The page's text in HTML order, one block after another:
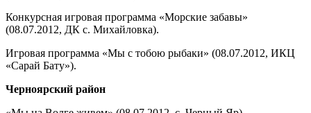
Конкурсная игровая программа «Морские забавы»
(08.07.2012, ДК с. Михайловка).
Игровая программа «Мы с тобою рыбаки» (08.07.2012, ИКЦ
«Сарай Бату»).
Черноярский район